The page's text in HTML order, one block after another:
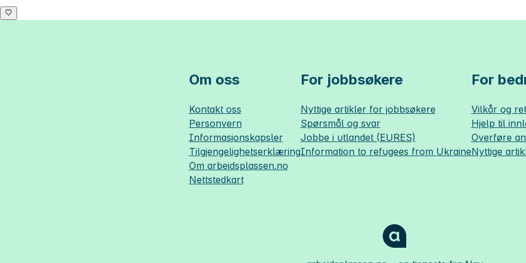
Om oss
Kontakt oss
Personvern
Informasjonskapsler
Tilgjengelighetserklæring
Om arbeidsplassen.no
Nettstedkart
For jobbsøkere
Nyttige artikler for jobbsøkere
Spørsmål og svar
Jobbe i utlandet (EURES)
Information to refugees from Ukraine
For
Vilkår og
Hjelp til
Overføre
Nyttige